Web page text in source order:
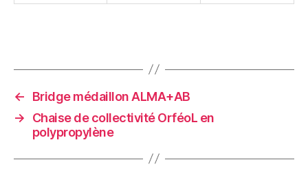
←
Bridge médaillon ALMA+AB
→
Chaise de collectivité OrféoL en
polypropylène